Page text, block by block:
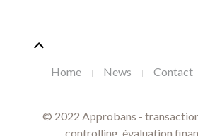
Home News Contact
© 2022 Approbans -
controlling, évaluation